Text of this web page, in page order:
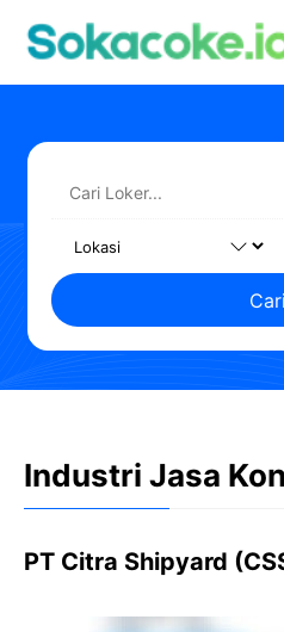
Cari
Industri Jasa
PT Citra Shipyard